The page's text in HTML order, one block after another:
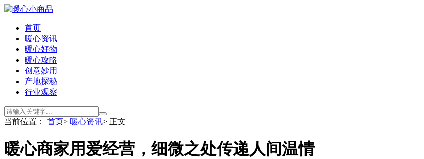
首页
暖心资讯
暖心好物
暖心攻略
创意妙用
产地探秘
行业观察
当前位置： 首页> 暖心资讯> 正文
暖心商家用爱经营，细微之处传递人间温情